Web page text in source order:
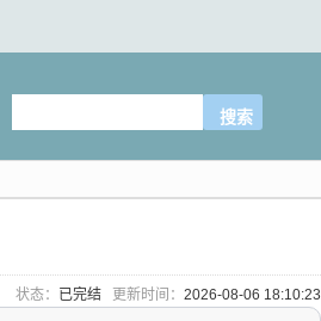
状态： 已完结 更新时间： 2026-08-06 18:10:23